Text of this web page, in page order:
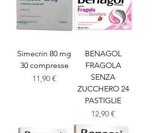
Simecrin 80 mg
30 compresse
Prezzo
11,90 €
BENAGOL
FRAGOLA
SENZA
ZUCCHERO 24
PASTIGLIE
Prezzo
12,90 €